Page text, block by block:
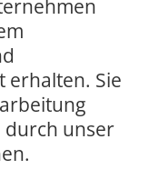
erhalten. Sie
durch unser